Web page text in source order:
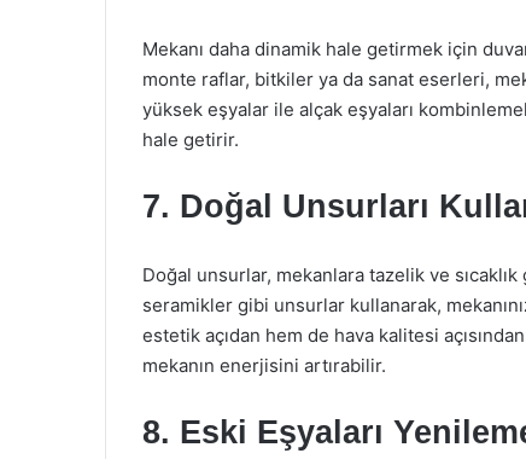
Mekanı daha dinamik hale getirmek için
monte raflar, bitkiler ya da sanat eserleri,
yüksek eşyalar ile alçak eşyaları
hale getirir.
7. Doğal Unsurları
Doğal unsurlar, mekanlara tazelik ve
seramikler gibi unsurlar kullanarak,
estetik açıdan hem de hava kalitesi
mekanın enerjisini artırabilir.
8. Eski Eşyaları